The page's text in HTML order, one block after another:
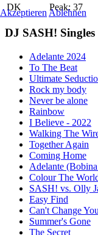
DK
Peak: 37
DJ SASH! Singles
Adelante 2024
To The Beat
Ultimate
Rock my body
Never be alone
Rainbow
I Believe - 2022
Walking The
Together Again
Coming Home
Adelante
Colour The
SASH! vs. Olly
Easy Find
Can't Change You
Summer's Gone
The Secret
Akzeptieren Ablehnen